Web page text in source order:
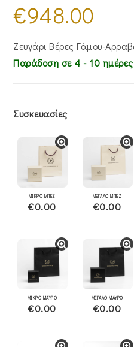
€948.00
Ζευγάρι Βέρες Γάμου-
Παράδοση σε 4 - 10 ημέρες
Συσκευασίες
ΜΙΚΡΟ ΜΠΕΖ
€0.00
ΜΕΓΑΛΟ ΜΠΕΖ
€0.00
ΜΙΚΡΟ ΜΑΥΡΟ
€0.00
ΜΕΓΑΛΟ ΜΑΥΡΟ
€0.00